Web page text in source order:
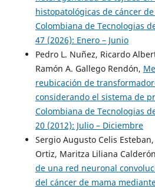
histopatológicas de cáncer
Colombiana de Tecnologias
47 (2026): Enero – Junio
Pedro L. Nuñez, Ricardo
Ramón A. Gallego Rendón,
reubicación de
considerando el sistema de
Colombiana de Tecnologias
20 (2012): Julio – Diciembre
Sergio Augusto Celis
Ortiz, Maritza Liliana
de una red neuronal
del cáncer de mama